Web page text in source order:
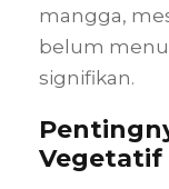
mangga,
belum
signifikan.
Vegetatif